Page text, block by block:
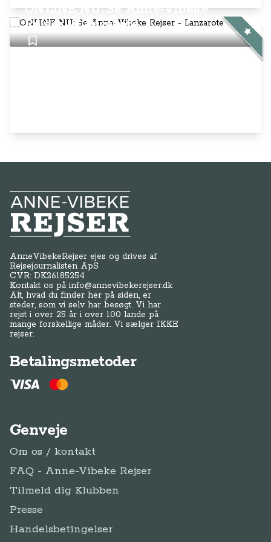
ONLINE NU: Se Anne-Vibeke
Rejser - Lanzarote
Anne-Vibeke Rejser
AnneVibekeRejser ejes og drives af
Rejsejournalisten ApS
CVR: DK26185254
Kontakt os påinfo@annevibekerejser.dk
Alt, hvad du finder her på siden, er
steder, som vi selv har besøgt. Vi har
rejst i over 25 år i over 100 lande på
mange forskellige måder. Vi sælger IKKE
rejser.
Betalingsmetoder
Genveje
Om os / kontakt
FAQ - Anne-Vibeke Rejser
Tilmeld dig Klubben
Presse
Handelsbetingelser